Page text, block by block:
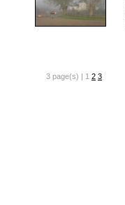
3 page(s) | 1 2 3